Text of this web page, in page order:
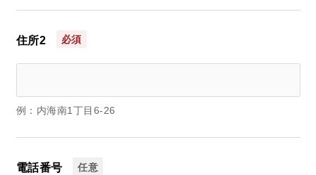
住所2 必須
例：内海南1丁目6-26
電話番号 任意